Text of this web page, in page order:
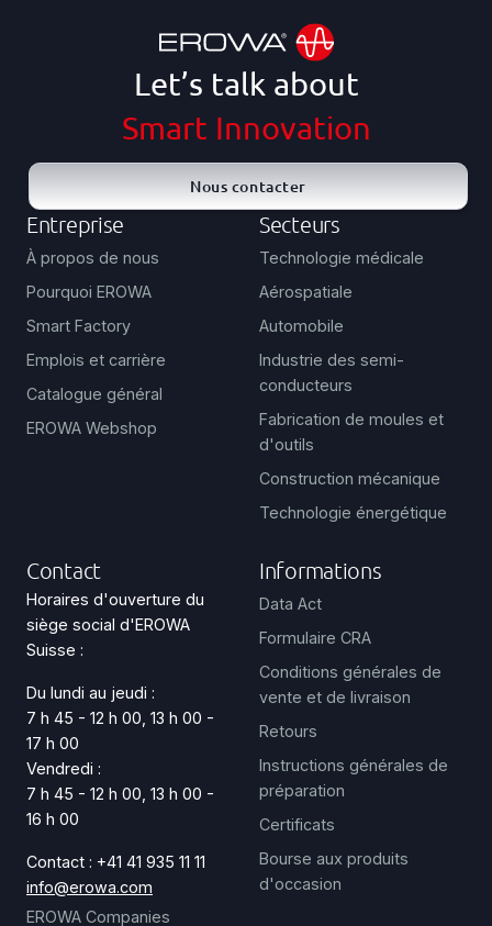
Let’s talk about
Smart Innovation
Nous contacter
Entreprise
À propos de nous
Pourquoi EROWA
Smart Factory
Emplois et carrière
Catalogue général
EROWA Webshop
Secteurs
Technologie médicale
Aérospatiale
Automobile
Industrie des semi-
conducteurs
Fabrication de moules et
d'outils
Construction mécanique
Technologie énergétique
Contact
Horaires d'ouverture du
siège social d'EROWA
Suisse :
Du lundi au jeudi :
7 h 45 - 12 h 00, 13 h 00 -
17 h 00
Vendredi :
7 h 45 - 12 h 00, 13 h 00 -
16 h 00
Contact : +41 41 935 11 11
info@erowa.com
EROWA Companies
Informations
Data Act
Formulaire CRA
Conditions générales de
vente et de livraison
Retours
Instructions générales de
préparation
Certificats
Bourse aux produits
d'occasion